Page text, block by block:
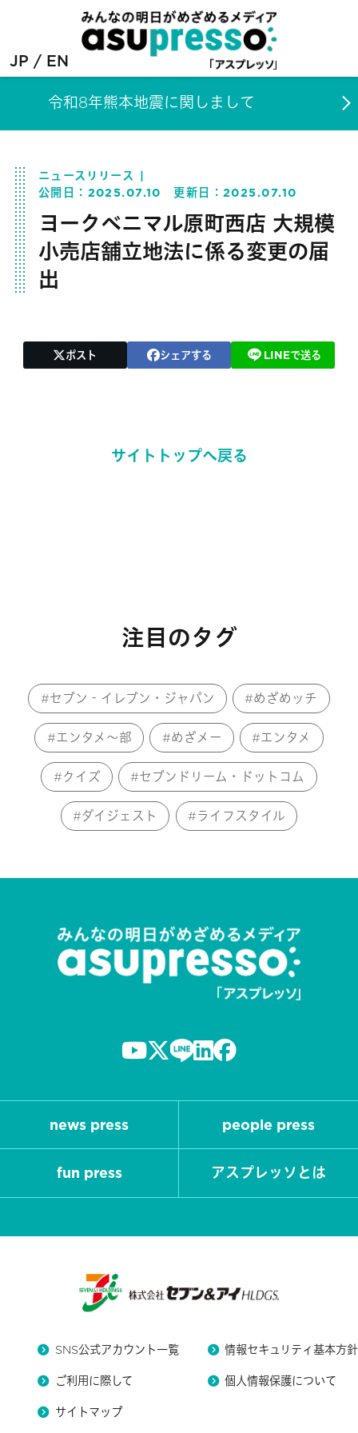
JP EN
令和8年熊本地震に関しまして
ニュースリリース
公開日： 2025.07.10 更新日：2025.07.10
ヨークベニマル原町西店 大規模
小売店舗立地法に係る変更の届
出
ポスト シェアする LINEで送る
サイトトップへ戻る
注目のタグ
セブン‐イレブン・ジャパン めざめッチ
エンタメ～部 めざメー エンタメ
クイズ セブンドリーム・ドットコム
ダイジェスト ライフスタイル
news press people press
fun press アスプレッソとは
SNS公式アカウント一覧 情報セキュリティ基本方針
ご利用に際して 個人情報保護について
サイトマップ